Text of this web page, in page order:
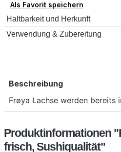
Als Favorit speichern
Haltbarkeit und Herkunft
Verwendung & Zubereitung
Beschreibung
Frøya Lachse werden
Produktinformationen
frisch, Sushiqualität"